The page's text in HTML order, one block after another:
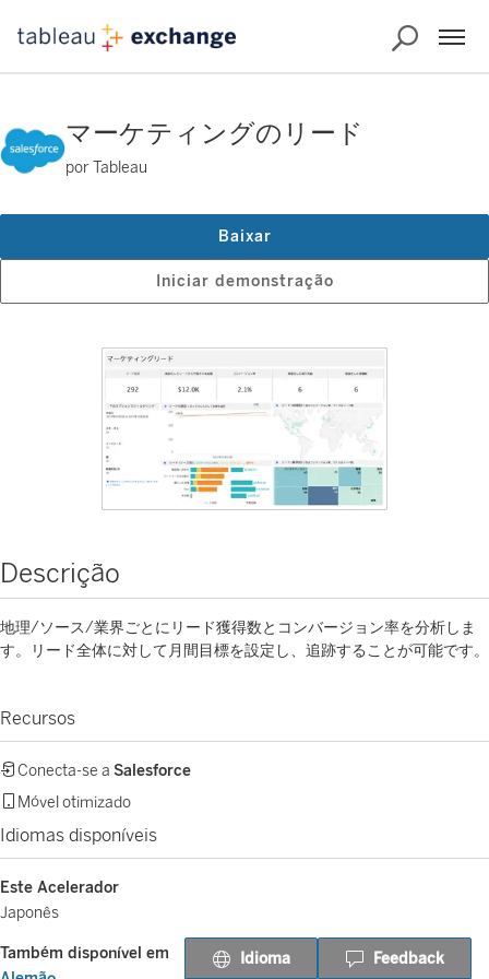
マーケティングのリード
por Tableau
Iniciar demonstração
Baixar
Descrição
地理/ソース/業界ごとにリード獲得数とコンバージョン率を分析しま
す。リード全体に対して月間目標を設定し、追跡することが可能です。
Recursos
Conecta-se a Salesforce
Móvel otimizado
Idiomas disponíveis
Este Acelerador
Japonês
Também disponível em
Idioma Feedback